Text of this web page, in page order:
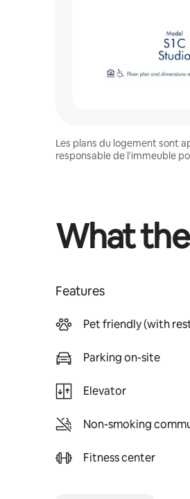
Les plans du logement sont
responsable de l'immeuble
What
Features
Pet friendly (with
Parking on-site
Elevator
Non-smoking
Fitness center